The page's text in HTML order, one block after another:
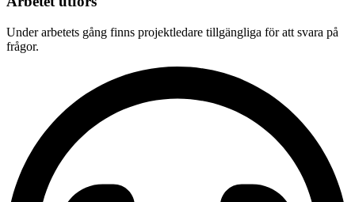
Under arbetets gång finns projektledare tillgängliga för att svara på
frågor.